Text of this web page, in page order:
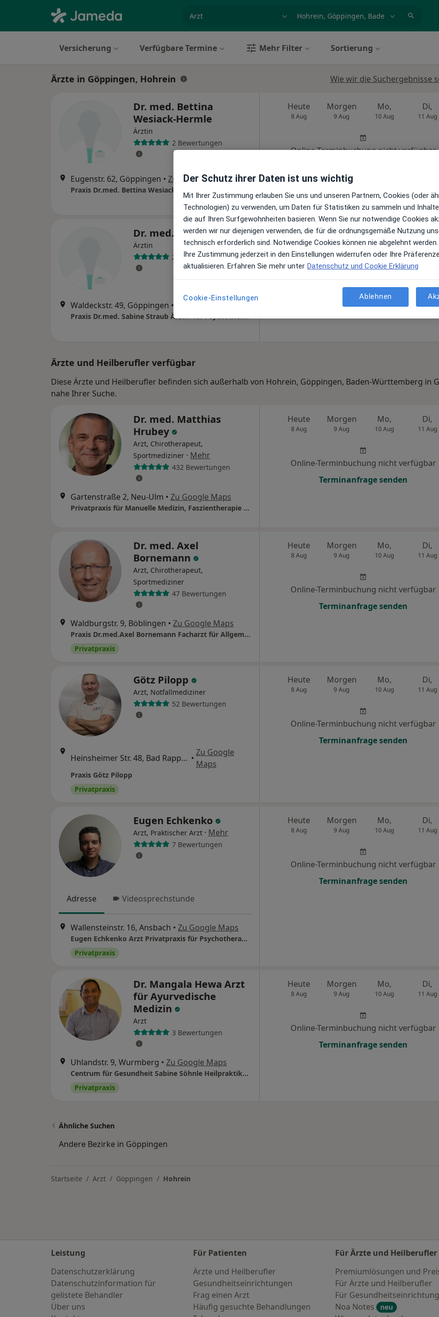
Versicherung Verfügbare Termine Mehr Filter Sortierung
Ärzte in Göppingen, Hohrein Wie wir die Suchergebnisse
Dr. med. Bettina
Wesiack-Hermle
Ärztin
2 Bewertungen
Eugenstr. 62, Göppingen • Zu Google Maps
Heute
8 Aug
Morgen
9 Aug
Mo,
10 Aug
Di,
11 Aug
Online-Terminbuchung nicht verfügbar
Dr. med. Sabine Straub
Ärztin
2 Bewertungen
Waldeckstr. 49, Göppingen •
Praxis Dr.med. Sabine Straub Ärztin für Psychotherapie
Heute
8 Aug
Morgen
9 Aug
Mo,
10 Aug
Di,
11 Aug
Terminanfrage senden
Ärzte und Heilberufler verfügbar
Diese Ärzte und Heilberufler befinden sich außerhalb von Hohrein, Göppingen, Baden-Württemberg in
nahe Ihrer Suche.
Dr. med. Matthias
Hrubey
Arzt, Chirotherapeut,
Sportmediziner · Mehr
432 Bewertungen
Gartenstraße 2, Neu-Ulm • Zu Google Maps
Privatpraxis für Manuelle Medizin, Faszientherapie und Sportlerbetreuung
Heute
8 Aug
Morgen
9 Aug
Mo,
10 Aug
Di,
11 Aug
Online-Terminbuchung nicht verfügbar
Terminanfrage senden
Dr. med. Axel
Bornemann
Arzt, Chirotherapeut,
Sportmediziner
47 Bewertungen
Waldburgstr. 9, Böblingen • Zu Google Maps
Praxis Dr.med.Axel Bornemann Facharzt für Allgem. Chirurgie
Privatpraxis
Heute
8 Aug
Morgen
9 Aug
Mo,
10 Aug
Di,
11 Aug
Online-Terminbuchung nicht verfügbar
Terminanfrage senden
Götz Pilopp
Arzt, Notfallmediziner
52 Bewertungen
Heinsheimer Str. 48, Bad Rappenau •
Zu Google
Maps
Praxis Götz Pilopp
Privatpraxis
Heute
8 Aug
Morgen
9 Aug
Mo,
10 Aug
Di,
11 Aug
Online-Terminbuchung nicht verfügbar
Terminanfrage senden
Eugen Echkenko
Arzt, Praktischer Arzt · Mehr
7 Bewertungen
Adresse Videosprechstunde
Wallensteinstr. 16, Ansbach • Zu Google Maps
Eugen Echkenko Arzt Privatpraxis für Psychotherapie
Privatpraxis
Heute
8 Aug
Morgen
9 Aug
Mo,
10 Aug
Di,
11 Aug
Online-Terminbuchung nicht verfügbar
Terminanfrage senden
Dr. Mangala Hewa Arzt
für Ayurvedische
Medizin
Arzt
3 Bewertungen
Uhlandstr. 9, Wurmberg • Zu Google Maps
Centrum für Gesundheit Sabine Söhnle Heilpraktikerin
Privatpraxis
Heute
8 Aug
Morgen
9 Aug
Mo,
10 Aug
Di,
11 Aug
Online-Terminbuchung nicht verfügbar
Terminanfrage senden
Ähnliche Suchen
Andere Bezirke in Göppingen
Startseite Arzt Göppingen Hohrein
Leistung
Datenschutzerklärung
Datenschutzinformation für
gelistete Behandler
Über uns
Für Patienten
Ärzte und Heilberufler
Gesundheitseinrichtungen
Frag einen Arzt
Häufig gesuchte Behandlungen
Für Ärzte und Heilberufler
Premiumlösungen und
Für Ärzte und Heilberufler
Für
Noa Notes
neu
Der Schutz ihrer Daten ist uns wichtig
Mit Ihrer Zustimmung erlauben Sie uns und unseren Partnern, Cookies (oder
Technologien) zu verwenden, um Daten für Statistiken zu sammeln und
die auf Ihren Surfgewohnheiten basieren. Wenn Sie nur notwendige Cookies
werden wir nur diejenigen verwenden, die für die ordnungsgemäße Nutzung
technisch erforderlich sind. Notwendige Cookies können nie abgelehnt werden.
Ihre Zustimmung jederzeit in den Einstellungen widerrufen oder Ihre
aktualisieren. Erfahren Sie mehr unter Datenschutz und Cookie Erklärung
Cookie-Einstellungen Ablehnen